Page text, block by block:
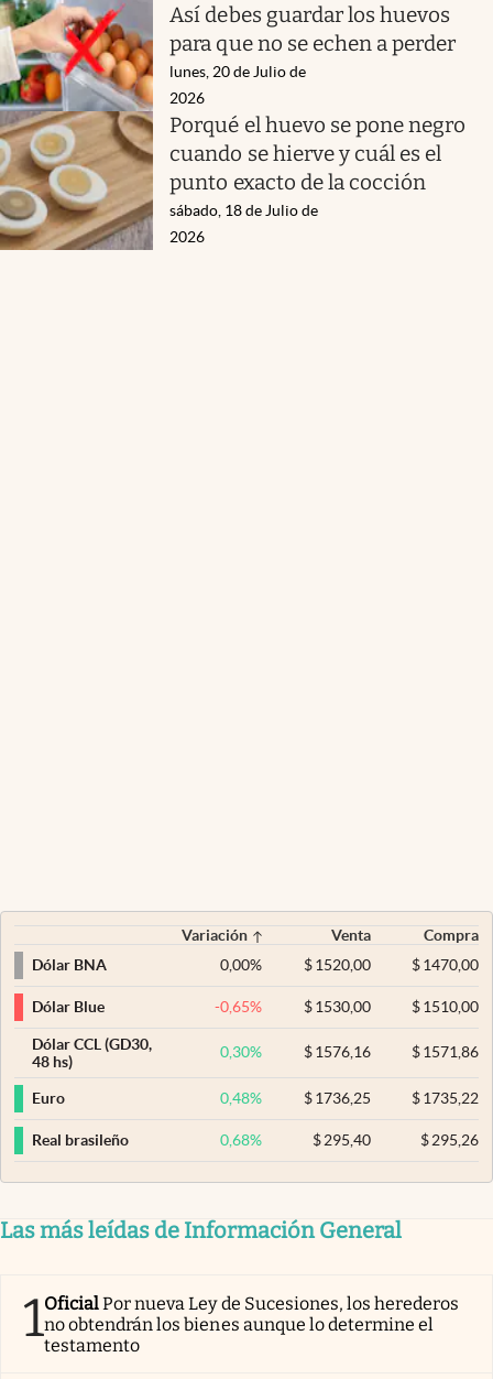
Así debes guardar los huevos
para que no se echen a perder
lunes, 20 de Julio de
2026
Porqué el huevo se pone negro
cuando se hierve y cuál es el
punto exacto de la cocción
sábado, 18 de Julio de
2026
Variación Venta
Compra
Dólar BNA
0,00% $ 1520,00 $1470,00
Dólar Blue -0,65% $ 1530,00 $1510,00
Dólar CCL (GD30,
48 hs)
0,30% $ 1576,16 $1571,86
Euro 0,48% $ 1736,25 $1735,22
Real brasileño 0,68% $ 295,40 $295,26
Las más leídas de Información General
1OficialPor nueva Ley de Sucesiones, los herederos
no obtendrán los bienes aunque lo determine el
testamento